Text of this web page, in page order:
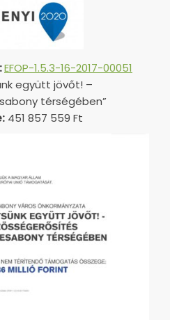
EFOP-1.5.3-16-2017-00051
együtt jövőt! –
térségében”
451 857 559 Ft